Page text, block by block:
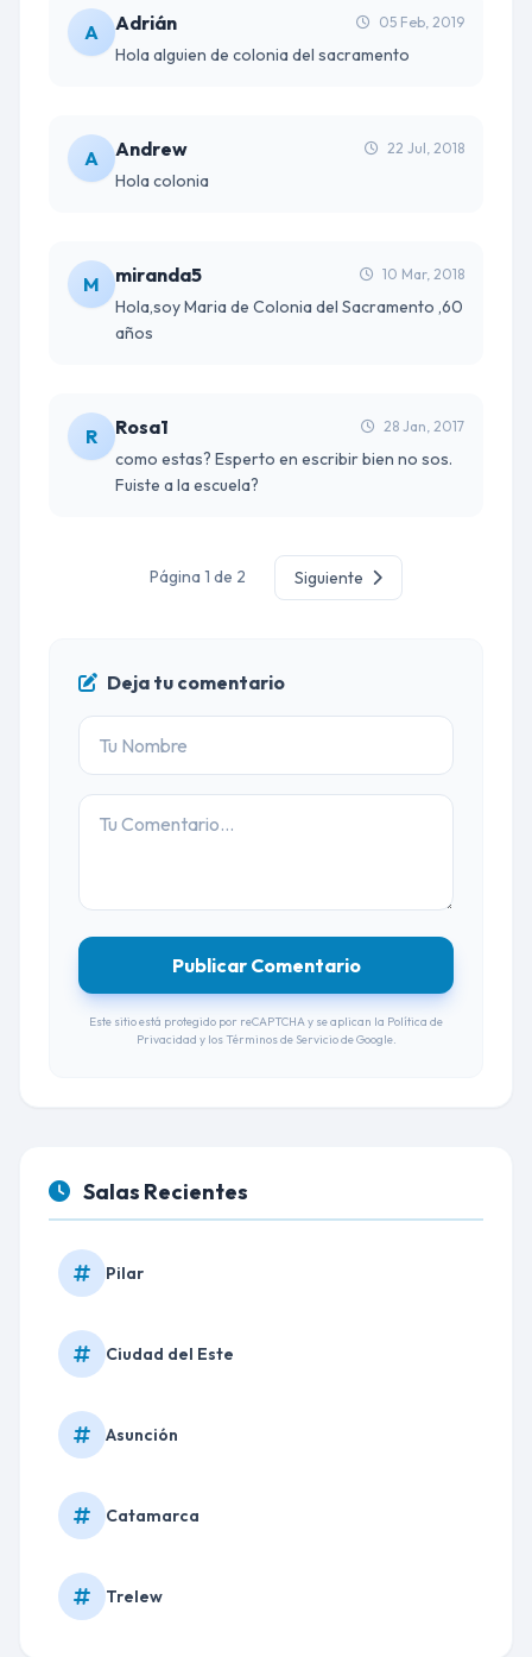
Salas Recientes
Pilar
Ciudad del Este
Asunción
Catamarca
Trelew
A Adrián 05 Feb, 2019
Hola alguien de colonia del sacramento
A Andrew 22 Jul, 2018
Hola colonia
M miranda5 10 Mar, 2018
Hola,soy Maria de Colonia del Sacramento ,60
años
R Rosa1 28 Jan, 2017
como estas? Esperto en escribir bien no sos.
Fuiste a la escuela?
Página 1 de 2 Siguiente
Deja tu comentario
Publicar Comentario
Este sitio está protegido por reCAPTCHA y se aplican la Política de
Privacidad y losTérminos de Serviciode Google.